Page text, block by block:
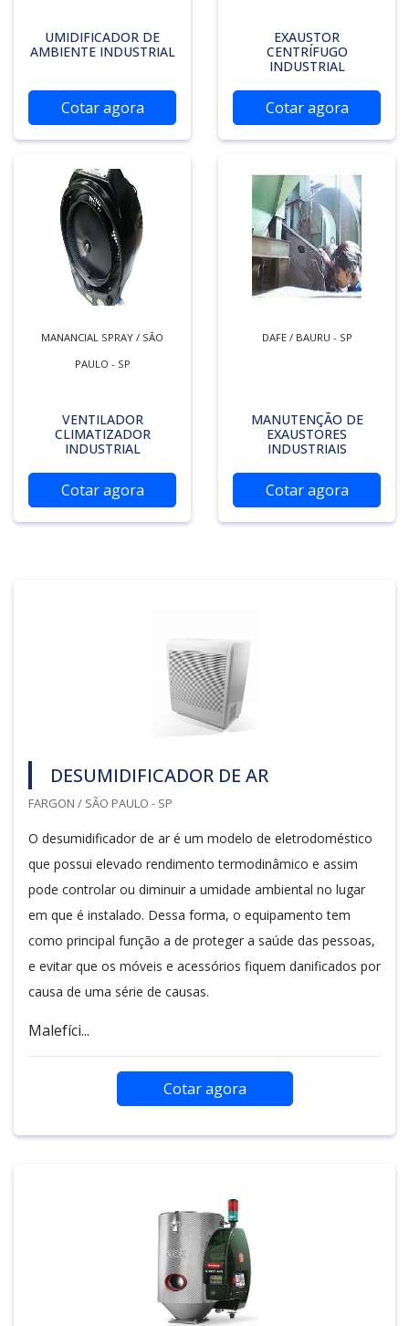
UMIDIFICADOR DE
AMBIENTE INDUSTRIAL
Cotar agora
EXAUSTOR
CENTRÍFUGO
INDUSTRIAL
Cotar agora
MANANCIAL SPRAY / SÃO
PAULO - SP
VENTILADOR
CLIMATIZADOR
INDUSTRIAL
Cotar agora
DAFE / BAURU - SP
MANUTENÇÃO DE
EXAUSTORES
INDUSTRIAIS
Cotar agora
DESUMIDIFICADOR DE AR
FARGON / SÃO PAULO - SP
O desumidificador de ar é um modelo de eletrodoméstico
que possui elevado rendimento termodinâmico e assim
pode controlar ou diminuir a umidade ambiental no lugar
em que é instalado. Dessa forma, o equipamento tem
como principal função a de proteger a saúde das pessoas,
e evitar que os móveis e acessórios fiquem danificados por
causa de uma série de causas.
Malefíci...
Cotar agora